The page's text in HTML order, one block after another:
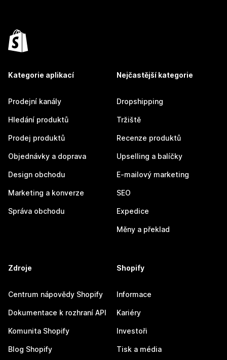
Kategorie aplikací
Prodejní kanály
Hledání produktů
Prodej produktů
Objednávky a doprava
Design obchodu
Marketing a konverze
Správa obchodu
Nejčastější kategorie
Dropshipping
Tržiště
Recenze produktů
Upselling a balíčky
E-mailový marketing
SEO
Expedice
Měny a překlad
Zdroje
Centrum nápovědy Shopify
Dokumentace k rozhraní API
Komunita Shopify
Blog Shopify
Shopify
Informace
Kariéry
Investoři
Tisk a média